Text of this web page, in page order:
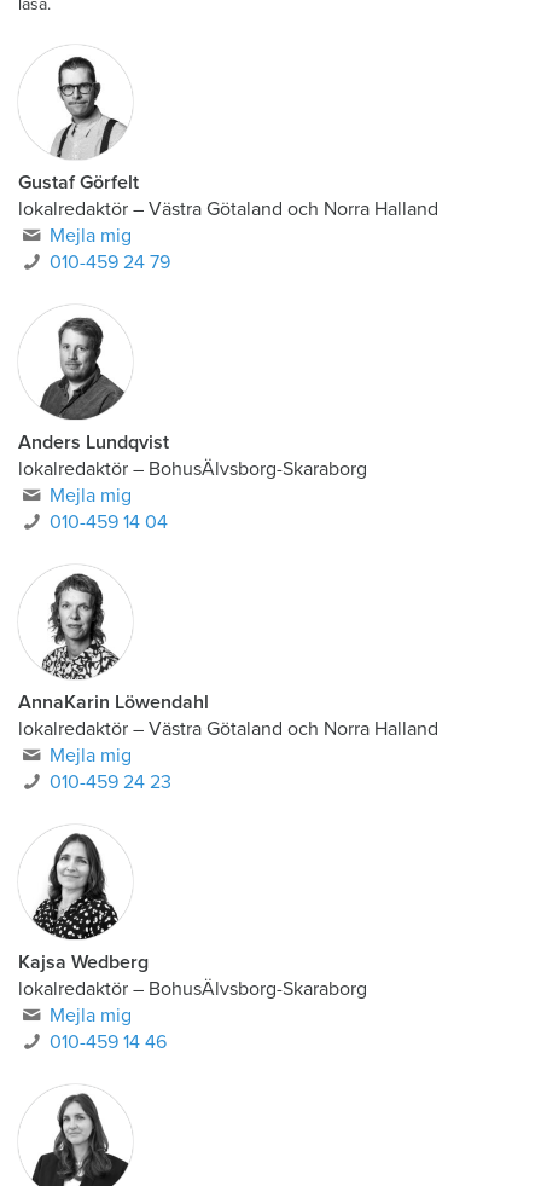
läsa.
Gustaf Görfelt
lokalredaktör – Västra Götaland och Norra Halland
Mejla mig
010-459 24 79
Anders Lundqvist
lokalredaktör – BohusÄlvsborg-Skaraborg
Mejla mig
010-459 14 04
AnnaKarin Löwendahl
lokalredaktör – Västra Götaland och Norra Halland
Mejla mig
010-459 24 23
Kajsa Wedberg
lokalredaktör – BohusÄlvsborg-Skaraborg
Mejla mig
010-459 14 46